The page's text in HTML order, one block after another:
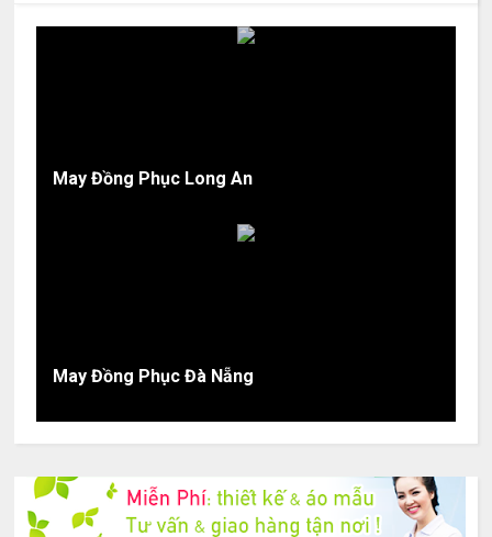
May Đồng Phục Long An
May Đồng Phục Đà Nẵng